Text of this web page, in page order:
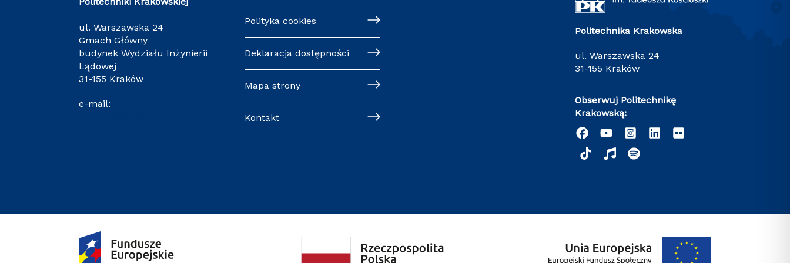
ul. Warszawska 24
Gmach Główny
budynek Wydziału Inżynierii
Lądowej
31-155 Kraków
e-mail:
Polityka cookies
Deklaracja dostępności
Mapa strony
Kontakt
Politechnika Krakowska
ul. Warszawska 24
31-155 Kraków
Obserwuj Politechnikę
Krakowską: